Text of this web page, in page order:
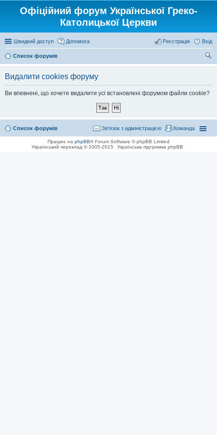
Офіційний форум Української Греко-
Католицької Церкви
Швидкий доступ Допомога Вхід
Реєстрація
Список форумів
Видалити cookies форуму
Ви впевнені, що хочете видалити усі встановлені форумом файли cookie?
Список форумів Команда
Зв'язок з адміністрацією
Працює на phpBB® Forum Software © phpBB Limited
Український переклад © 2005-2015
Українська підтримка phpBB